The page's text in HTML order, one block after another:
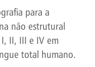
para a
não estrutural
II, III e IV em
total humano.